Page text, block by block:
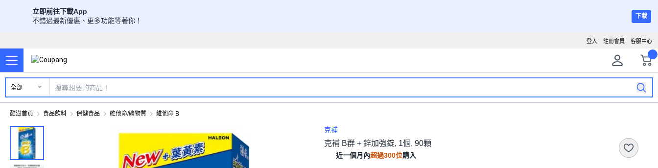
立即前往下載App
不錯過最新優惠、更多功能等著你！
下載
客服中心
註冊會員
登入
全部
酷澎首頁 食品飲料 保健食品 維他命/礦物質 維他命 B
克補
克補 B群 + 鋅加強錠, 1個, 90顆
近一個月內超過300位購入